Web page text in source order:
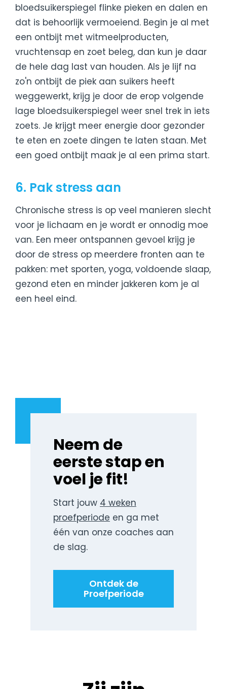
bloedsuikerspiegel flinke pieken en dalen en
dat is behoorlijk vermoeiend. Begin je al met
een ontbijt met witmeelproducten,
vruchtensap en zoet beleg, dan kun je daar
de hele dag last van houden. Als je lijf na
zo'n ontbijt de piek aan suikers heeft
weggewerkt, krijg je door de erop volgende
lage bloedsuikerspiegel weer snel trek in iets
zoets. Je krijgt meer energie door gezonder
te eten en zoete dingen te laten staan. Met
een goed ontbijt maak je al een prima start.
6. Pak stress aan
Chronische stress is op veel manieren slecht
voor je lichaam en je wordt er onnodig moe
van. Een meer ontspannen gevoel krijg je
door de stress op meerdere fronten aan te
pakken: met sporten, yoga, voldoende slaap,
gezond eten en minder jakkeren kom je al
een heel eind.
Neem de
eerste stap en
voel je fit!
Start jouw 4 weken
proefperiode en ga met
één van onze coaches aan
de slag.
Ontdek de
Proefperiode